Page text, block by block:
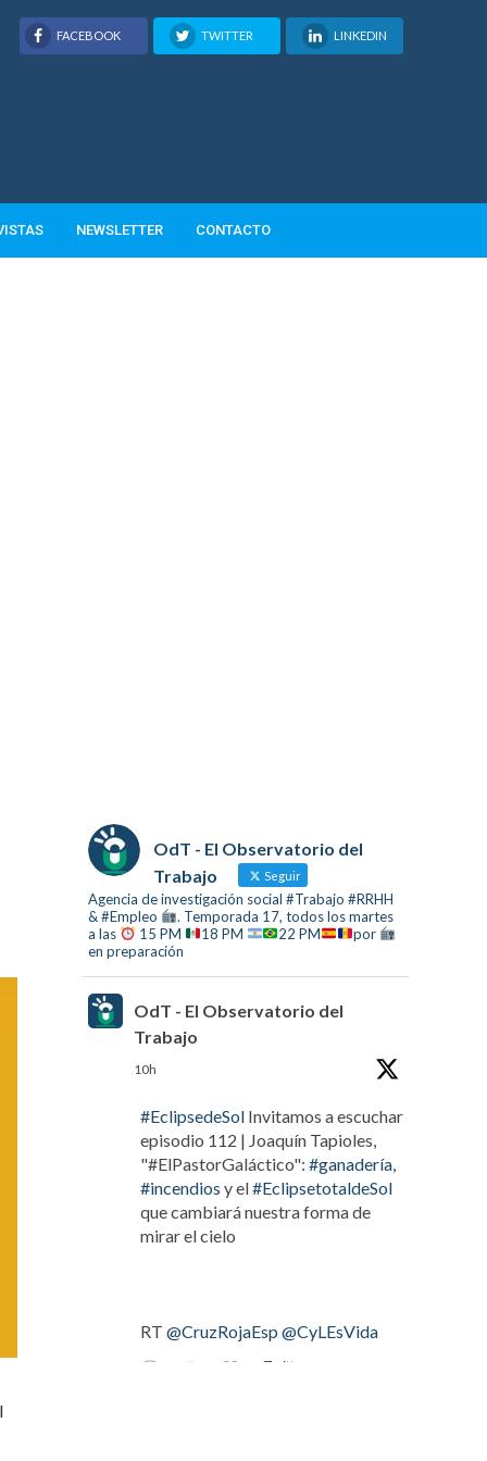
FACEBOOK TWITTER LINKEDIN
NEWSLETTER CONTACTO
OdT - El Observatorio del
Trabajo
Seguir
Agencia de investigación social #Trabajo #RRHH
& #Empleo
. Temporada 17, todos los martes
a las
15 PM 18 PM 22 PM
por
en preparación
OdT - El Observatorio del
Trabajo
10h
#EclipsedeSol Invitamos a escuchar
episodio 112 | Joaquín Tapioles,
"#ElPastorGaláctico": #ganadería,
#incendios y el#EclipsetotaldeSol
que cambiará nuestra forma de
mirar el cielo
RT @CruzRojaEsp @CyLEsVida
Twitter